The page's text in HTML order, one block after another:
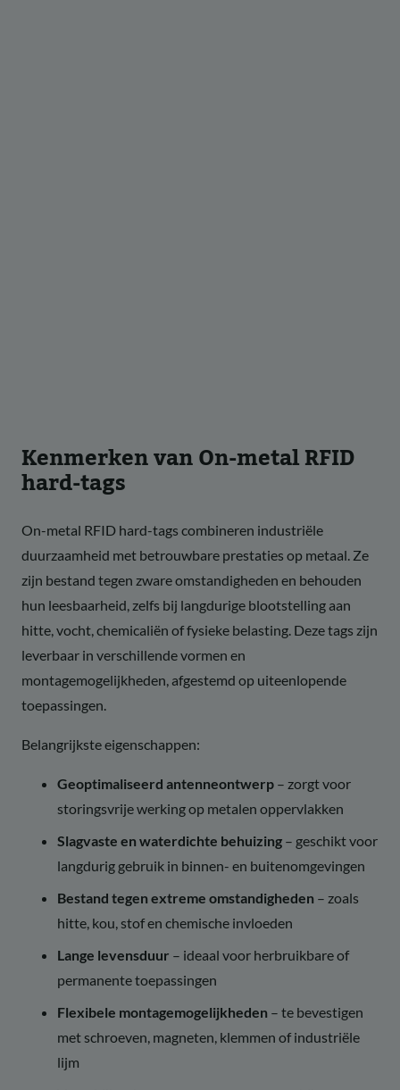
Kenmerken van On-metal RFID
hard-tags
On-metal RFID hard-tags combineren industriële
duurzaamheid met betrouwbare prestaties op metaal. Ze
zijn bestand tegen zware omstandigheden en behouden
hun leesbaarheid, zelfs bij langdurige blootstelling aan
hitte, vocht, chemicaliën of fysieke belasting. Deze tags zijn
leverbaar in verschillende vormen en
montagemogelijkheden, afgestemd op uiteenlopende
toepassingen.
Belangrijkste eigenschappen:
Geoptimaliseerd antenneontwerp – zorgt voor
storingsvrije werking op metalen oppervlakken
Slagvaste en waterdichte behuizing – geschikt voor
langdurig gebruik in binnen- en buitenomgevingen
Bestand tegen extreme omstandigheden – zoals
hitte, kou, stof en chemische invloeden
Lange levensduur – ideaal voor herbruikbare of
permanente toepassingen
Flexibele montagemogelijkheden – te bevestigen
met schroeven, magneten, klemmen of industriële
lijm